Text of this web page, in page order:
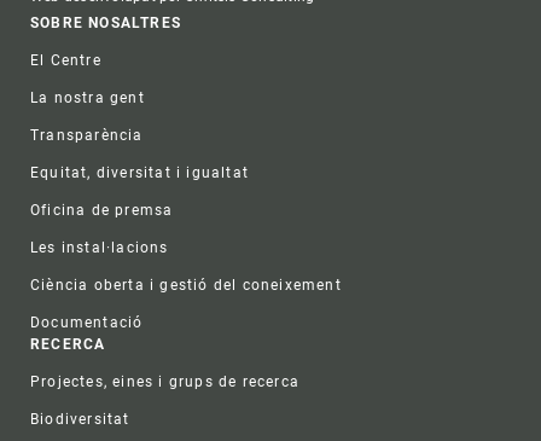
Footer
SOBRE NOSALTRES
El Centre
La nostra gent
Transparència
Equitat, diversitat i igualtat
Oficina de premsa
Les instal·lacions
Ciència oberta i gestió del coneixement
Documentació
RECERCA
Projectes, eines i grups de recerca
Biodiversitat